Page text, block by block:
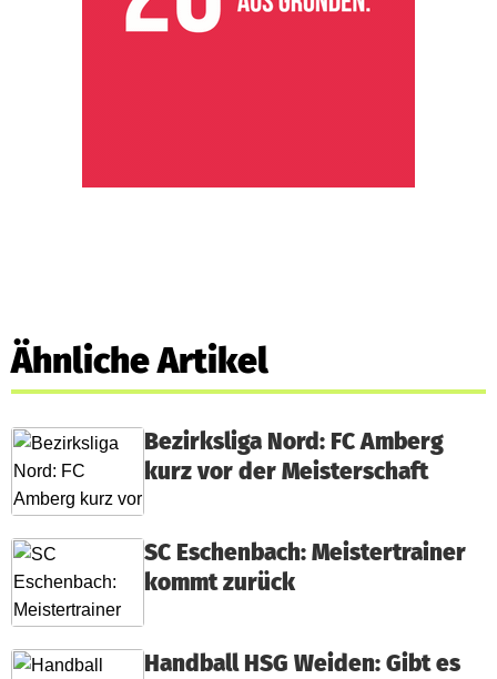
Ähnliche Artikel
Bezirksliga Nord: FC Amberg
kurz vor der Meisterschaft
SC Eschenbach: Meistertrainer
kommt zurück
Handball HSG Weiden: Gibt es